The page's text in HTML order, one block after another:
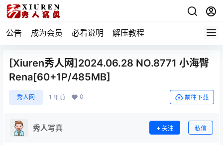
公告 成为会员 必看说明 解压教程
[Xiuren秀人网]2024.06.28 NO.8771 小海臀
Rena[60+1P/485MB]
秀人网 1 年前 0 前往下载
秀人写真 关注 私信